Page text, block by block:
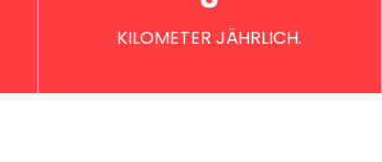
KILOMETER JÄHRLICH.